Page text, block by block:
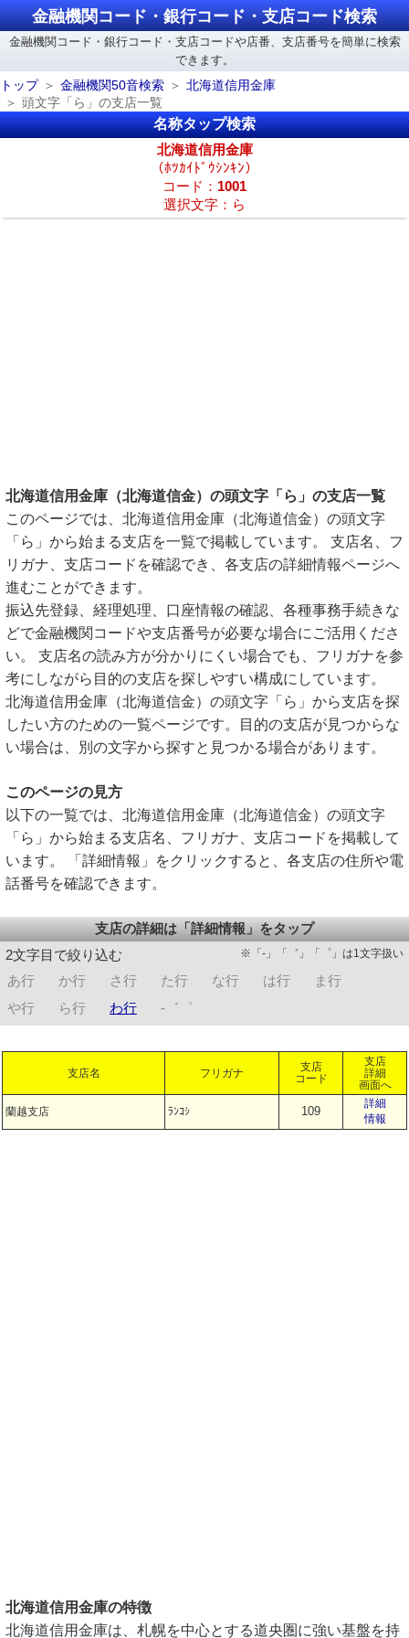
金融機関コード・銀行コード・支店コード検索
金融機関コード・銀行コード・支店コードや店番、支店番号を簡単に検索
できます。
トップ
金融機関50音検索
北海道信用金庫
頭文字「ら」の支店一覧
名称タップ検索
北海道信用金庫
（ﾎﾂｶｲﾄﾞｳｼﾝｷﾝ）
コード： 1001
選択文字：ら
北海道信用金庫（北海道信金）の頭文字「ら」の支店一覧
このページでは、北海道信用金庫（北海道信金）の頭文字
「ら」から始まる支店を一覧で掲載しています。 支店名、フ
リガナ、支店コードを確認でき、各支店の詳細情報ページへ
進むことができます。
振込先登録、経理処理、口座情報の確認、各種事務手続きな
どで金融機関コードや支店番号が必要な場合にご活用くださ
い。 支店名の読み方が分かりにくい場合でも、フリガナを参
考にしながら目的の支店を探しやすい構成にしています。
北海道信用金庫（北海道信金）の頭文字「ら」から支店を探
したい方のための一覧ページです。目的の支店が見つからな
い場合は、別の文字から探すと見つかる場合があります。
このページの見方
以下の一覧では、北海道信用金庫（北海道信金）の頭文字
「ら」から始まる支店名、フリガナ、支店コードを掲載して
います。 「詳細情報」をクリックすると、各支店の住所や電
話番号を確認できます。
支店の詳細は「詳細情報」をタップ
2文字目で絞り込む
※「-」「゛」「゜」は1文字扱い
あ行 か行 さ行 た行 な行 は行
ま行
や行
ら行 わ行 -゛゜
支店名 フリガナ
支店
コード
支店
詳細
画面へ
蘭越支店 ﾗﾝｺｼ 109
詳細
情報
北海道信用金庫の特徴
北海道信用金庫は、札幌を中心とする道央圏に強い基盤を持